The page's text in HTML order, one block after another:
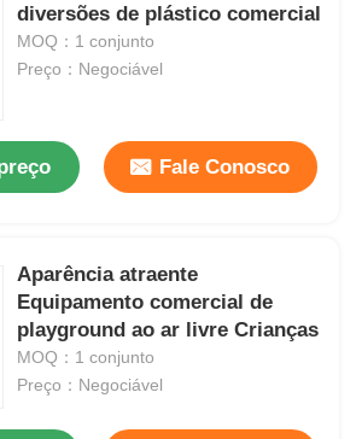
diversões de plástico comercial
MOQ：1 conjunto
Preço：Negociável
Fale Conosco
Aparência atraente
Equipamento comercial de
playground ao ar livre Crianças
MOQ：1 conjunto
Preço：Negociável